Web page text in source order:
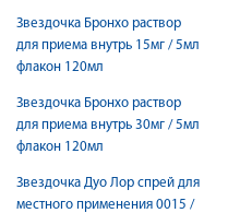
Звездочка Бронхо раствор
для приема внутрь 15мг / 5мл
флакон 120мл
Звездочка Бронхо раствор
для приема внутрь 30мг / 5мл
флакон 120мл
Звездочка Дуо Лор спрей для
местного применения 0015 /